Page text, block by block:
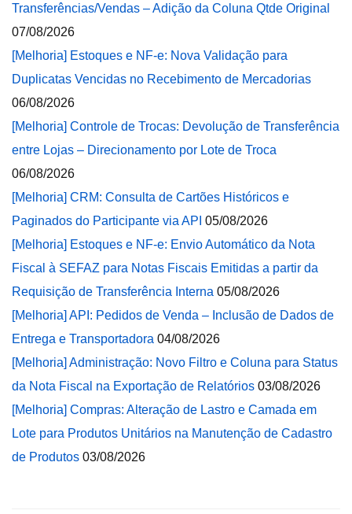
Transferências/Vendas – Adição da Coluna Qtde Original
07/08/2026
[Melhoria] Estoques e NF-e: Nova Validação para
Duplicatas Vencidas no Recebimento de Mercadorias
06/08/2026
[Melhoria] Controle de Trocas: Devolução de Transferência
entre Lojas – Direcionamento por Lote de Troca
06/08/2026
[Melhoria] CRM: Consulta de Cartões Históricos e
Paginados do Participante via API 05/08/2026
[Melhoria] Estoques e NF-e: Envio Automático da Nota
Fiscal à SEFAZ para Notas Fiscais Emitidas a partir da
Requisição de Transferência Interna 05/08/2026
[Melhoria] API: Pedidos de Venda – Inclusão de Dados de
Entrega e Transportadora 04/08/2026
[Melhoria] Administração: Novo Filtro e Coluna para Status
da Nota Fiscal na Exportação de Relatórios 03/08/2026
[Melhoria] Compras: Alteração de Lastro e Camada em
Lote para Produtos Unitários na Manutenção de Cadastro
de Produtos 03/08/2026